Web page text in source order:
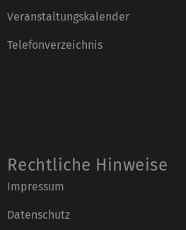
Veranstaltungskalender
Telefonverzeichnis
Rechtliche Hinweise
Impressum
Datenschutz